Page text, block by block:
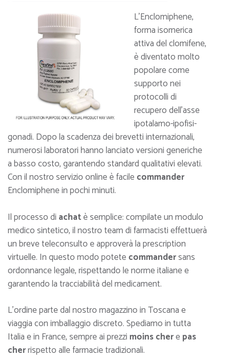
L’Enclomiphene,
forma isomerica
attiva del clomifene,
è diventato molto
popolare come
supporto nei
protocolli di
recupero dell’asse
ipotalamo-ipofisi-
gonadi. Dopo la scadenza dei brevetti internazionali,
numerosi laboratori hanno lanciato versioni generiche
a basso costo, garantendo standard qualitativi elevati.
Con il nostro servizio online è facilecommander
Enclomiphene in pochi minuti.
Il processo di achatè semplice: compilate un modulo
medico sintetico, il nostro team di farmacisti effettuerà
un breve teleconsulto e approverà la prescription
virtuelle. In questo modo potetecommandersans
ordonnance legale, rispettando le norme italiane e
garantendo la tracciabilità del medicament.
L’ordine parte dal nostro magazzino in Toscana e
viaggia con imballaggio discreto. Spediamo in tutta
Italia e in France, sempre ai prezzi moins cherepas
cherrispetto alle farmacie tradizionali.